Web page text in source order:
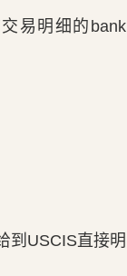
易明细的bank
到USCIS直接明